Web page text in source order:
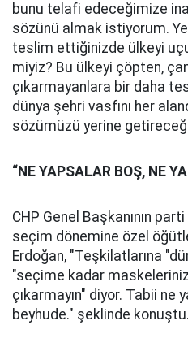
bunu telafi edeceğimize
sözünü almak istiyorum.
teslim ettiğinizde ülkeyi
miyiz? Bu ülkeyi çöpten,
çıkarmayanlara bir daha
dünya şehri vasfını her
sözümüzü yerine
“NE YAPSALAR BOŞ, NE
CHP Genel Başkanının
seçim dönemine özel
Erdoğan, "Teşkilatlarına
"seçime kadar
çıkarmayın" diyor. Tabii
beyhude." şeklinde konuştu.